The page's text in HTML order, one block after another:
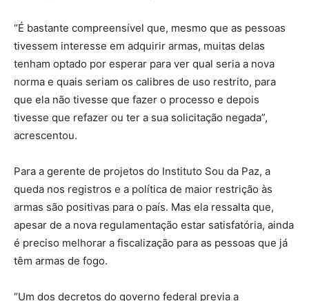
“É bastante compreensível que, mesmo que as pessoas
tivessem interesse em adquirir armas, muitas delas
tenham optado por esperar para ver qual seria a nova
norma e quais seriam os calibres de uso restrito, para
que ela não tivesse que fazer o processo e depois
tivesse que refazer ou ter a sua solicitação negada”,
acrescentou.
Para a gerente de projetos do Instituto Sou da Paz, a
queda nos registros e a política de maior restrição às
armas são positivas para o país. Mas ela ressalta que,
apesar de a nova regulamentação estar satisfatória, ainda
é preciso melhorar a fiscalização para as pessoas que já
têm armas de fogo.
“Um dos decretos do governo federal previa a